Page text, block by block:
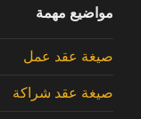
مواضيع مهمة
صيغة عقد عمل
صيغة عقد شراكة